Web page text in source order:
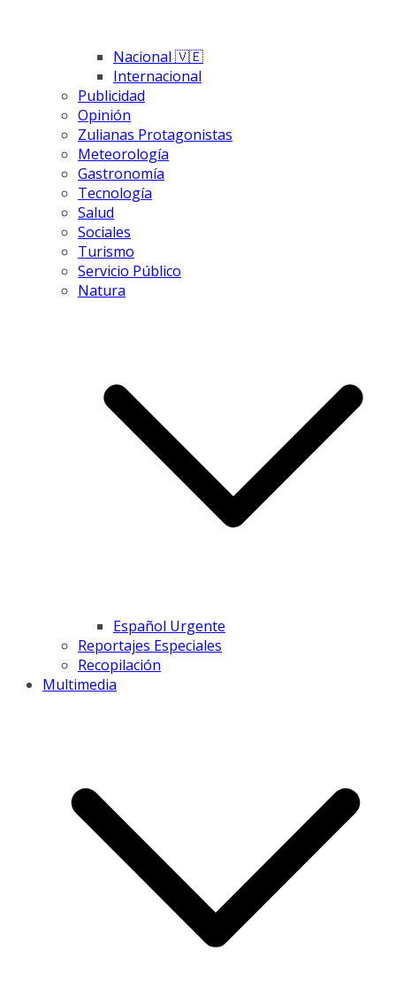
Nacional 🇻🇪
Internacional
Publicidad
Opinión
Zulianas Protagonistas
Meteorología
Gastronomía
Tecnología
Salud
Sociales
Turismo
Servicio Público
Natura
Español Urgente
Reportajes Especiales
Recopilación
Multimedia